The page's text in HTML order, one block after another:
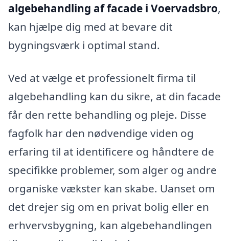
algebehandling af facade i Voervadsbro,
kan hjælpe dig med at bevare dit
bygningsværk i optimal stand.
Ved at vælge et professionelt firma til
algebehandling kan du sikre, at din facade
får den rette behandling og pleje. Disse
fagfolk har den nødvendige viden og
erfaring til at identificere og håndtere de
specifikke problemer, som alger og andre
organiske vækster kan skabe. Uanset om
det drejer sig om en privat bolig eller en
erhvervsbygning, kan algebehandlingen